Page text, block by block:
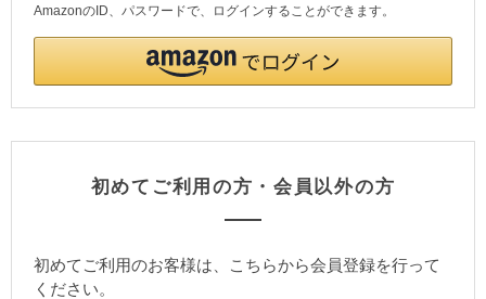
AmazonのID、パスワードで、ログインすることができます。
初めてご利用の方・会員以外の方
初めてご利用のお客様は、こちらから会員登録を行って
ください。